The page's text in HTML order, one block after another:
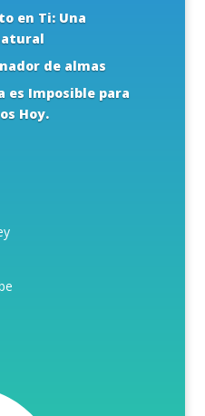
en Ti: Una
de almas
es Imposible para
Hoy.